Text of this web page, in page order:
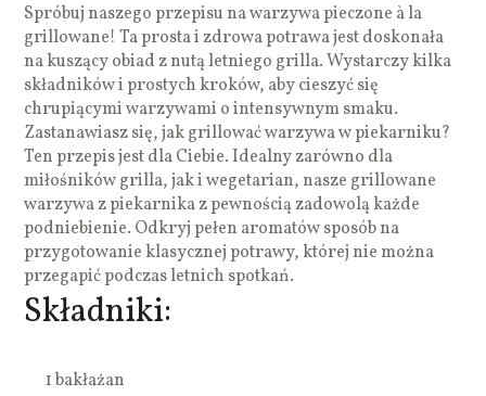
Spróbuj naszego przepisu na warzywa pieczone à la
grillowane! Ta prosta i zdrowa potrawa jest doskonała
na kuszący obiad z nutą letniego grilla. Wystarczy kilka
składników i prostych kroków, aby cieszyć się
chrupiącymi warzywami o intensywnym smaku.
Zastanawiasz się, jak grillować warzywa w piekarniku?
Ten przepis jest dla Ciebie. Idealny zarówno dla
miłośników grilla, jak i wegetarian, nasze grillowane
warzywa z piekarnika z pewnością zadowolą każde
podniebienie. Odkryj pełen aromatów sposób na
przygotowanie klasycznej potrawy, której nie można
przegapić podczas letnich spotkań.
Składniki:
1 bakłażan